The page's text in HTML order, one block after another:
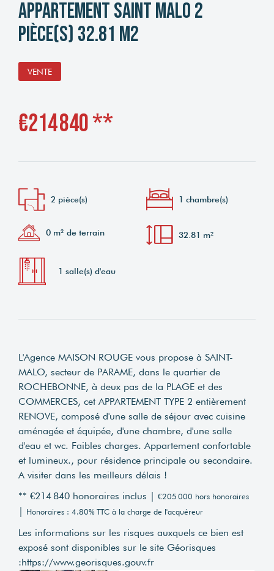
Appartement Saint Malo 2
pièce(s) 32.81 m2
VENTE
€214 840**
2 pièce(s) 1 chambre(s)
0 m² de terrain 32.81 m²
1 salle(s) d'eau
L'Agence MAISON ROUGE vous propose à SAINT-
MALO, secteur de PARAME, dans le quartier de
ROCHEBONNE, à deux pas de la PLAGE et des
COMMERCES, cet APPARTEMENT TYPE 2 entièrement
RENOVE, composé d'une salle de séjour avec cuisine
aménagée et équipée, d'une chambre, d'une salle
d'eau et wc. Faibles charges. Appartement confortable
et lumineux., pour résidence principale ou secondaire.
A visiter dans les meilleurs délais !
** €214 840 honoraires inclus | €205 000 hors honoraires
| Honoraires : 4.80% TTC à la charge de l'acquéreur
Les informations sur les risques auxquels ce bien est
exposé sont disponibles sur le site Géorisques
:https://www.georisques.gouv.fr